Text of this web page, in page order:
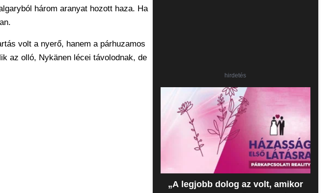
három aranyat hozott haza. Ha
volt a nyerő, hanem a párhuzamos
az olló, Nykänen lécei távolodnak, de
hirdetés
„A legjobb dolog az volt, amikor